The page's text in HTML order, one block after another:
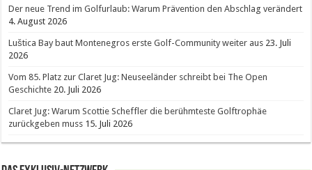
Der neue Trend im Golfurlaub: Warum Prävention den Abschlag verändert
4. August 2026
Luštica Bay baut Montenegros erste Golf-Community weiter aus 23. Juli
2026
Vom 85. Platz zur Claret Jug: Neuseeländer schreibt bei The Open
Geschichte 20. Juli 2026
Claret Jug: Warum Scottie Scheffler die berühmteste Golftrophäe
zurückgeben muss 15. Juli 2026